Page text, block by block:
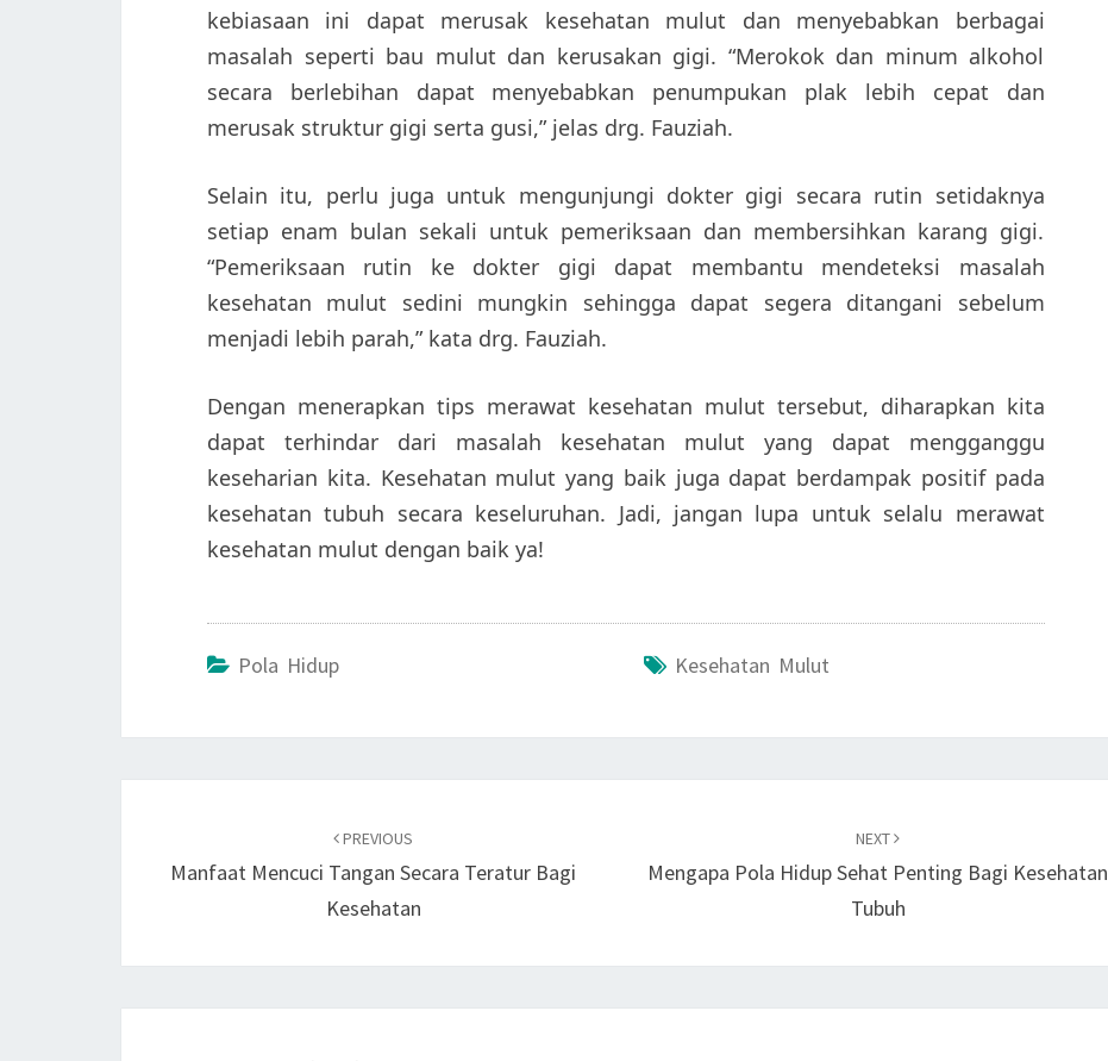
kebiasaan ini dapat merusak kesehatan mulut dan menyebabkan berbagai
masalah seperti bau mulut dan kerusakan gigi. “Merokok dan minum alkohol
secara berlebihan dapat menyebabkan penumpukan plak lebih cepat dan
merusak struktur gigi serta gusi,” jelas drg. Fauziah.
Selain itu, perlu juga untuk mengunjungi dokter gigi secara rutin setidaknya
setiap enam bulan sekali untuk pemeriksaan dan membersihkan karang gigi.
“Pemeriksaan rutin ke dokter gigi dapat membantu mendeteksi masalah
kesehatan mulut sedini mungkin sehingga dapat segera ditangani sebelum
menjadi lebih parah,” kata drg. Fauziah.
Dengan menerapkan tips merawat kesehatan mulut tersebut, diharapkan kita
dapat terhindar dari masalah kesehatan mulut yang dapat mengganggu
keseharian kita. Kesehatan mulut yang baik juga dapat berdampak positif pada
kesehatan tubuh secara keseluruhan. Jadi, jangan lupa untuk selalu merawat
kesehatan mulut dengan baik ya!
Pola Hidup Kesehatan Mulut
PREVIOUS
Manfaat Mencuci Tangan Secara Teratur Bagi
Kesehatan
NEXT
Mengapa Pola Hidup Sehat Penting Bagi Kesehatan
Tubuh